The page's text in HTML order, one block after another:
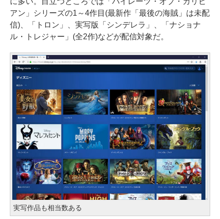
アン」シリーズの1～4作目(最新作「最後の海賊」は未配
信)、「トロン」、実写版「シンデレラ」、「ナショナ
ル・トレジャー」(全2作)などが配信対象だ。
実写作品も相当数ある